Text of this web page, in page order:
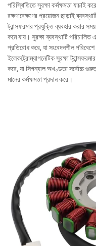
পরিস্থিতিতে সুরক্ষা কর্মক্ষমতা যাচাই
রক্ষণাবেক্ষণের প্রয়োজন ছাড়াই
ট্রান্সফরমার প্রযুক্তি ব্যবহার করার সময়
কমে যায়। সুরক্ষা ব্যবস্থাটি
প্রতিরোধ করে, যা সংবেদনশীল
ইলেকট্রোম্যাগনেটিক সুরক্ষা
করে, যা সিগন্যাল অখণ্ডতা সর্বোচ্চ
মানের কর্মক্ষমতা প্রদান করে।